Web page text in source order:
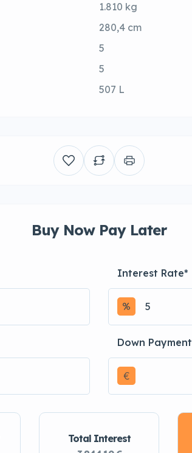
1.810 kg
280,4 cm
5
5
507 L
Buy Now Pay Later
Interest Rate*
Down Payment
€
Total Interest